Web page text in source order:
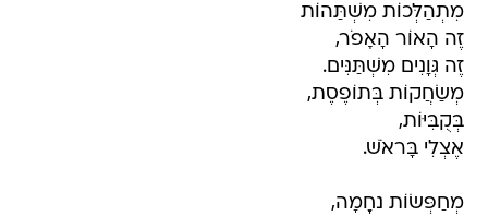
מִתְהַלְּכוֹת מִשְׁתַּהוֹת
זֶה הָאוֹר הָאָפֹר,
זֶה גְּוָנִים מִשְׁתַּנִּים.
מְשַׂחֲקוֹת בְּתוֹפֶסֶת,
בְּקֻבִּיּוֹת,
אֶצְלִי בָּראֹשׁ.
מְחַפְּשׂוֹת נחֶָמָה,